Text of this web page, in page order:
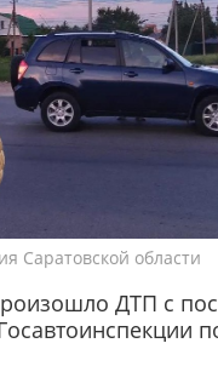
Саратовской области
ДТП с